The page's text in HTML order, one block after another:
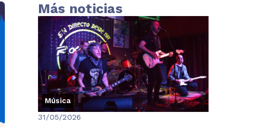
Más noticias
Música
31/05/2026